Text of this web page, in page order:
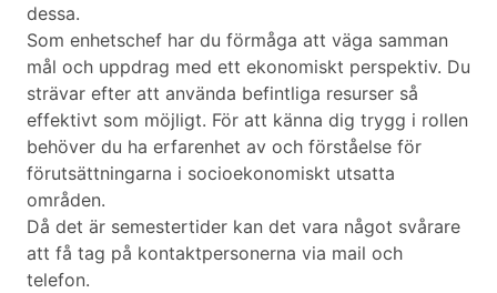
dessa.
Som enhetschef har du förmåga att väga samman
mål och uppdrag med ett ekonomiskt perspektiv. Du
strävar efter att använda befintliga resurser så
effektivt som möjligt. För att känna dig trygg i rollen
behöver du ha erfarenhet av och förståelse för
förutsättningarna i socioekonomiskt utsatta
områden.
Då det är semestertider kan det vara något svårare
att få tag på kontaktpersonerna via mail och
telefon.